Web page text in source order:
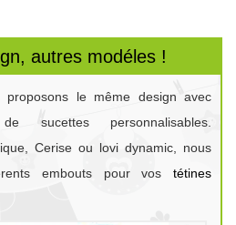
autres modéles !
le même design avec
sucettes personnalisables.
Cerise ou lovi dynamic, nous
embouts pour vos tétines